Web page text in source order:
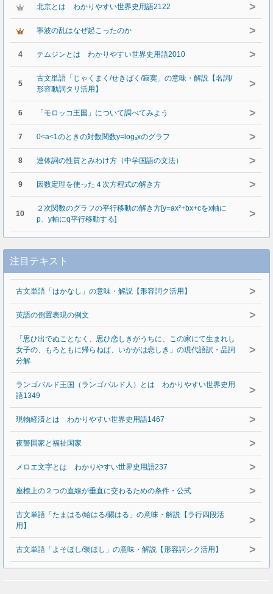
北京とは わかりやすい世界史用語2122 >
寧波の乱はなぜ起こったのか >
4 テムジンとは わかりやすい世界史用語2010 >
5
古文単語「じゃくまく/せきばく/寂寞」の意味・解説【名詞/
形容動詞タリ活用】
>
6 「モロッコ王国」について調べてみよう >
7 0<a<1のときの対数関数y=logₐxのグラフ >
8 連体詞の性質とみわけ方（中学国語の文法） >
9 因数定理を使った４次方程式の解き方 >
10
２次関数のグラフの平行移動の解き方[y=ax²+bx+cをx軸に
p、y軸にq平行移動する]
>
注目テキスト
古文単語「はかなし」の意味・解説【形容詞ク活用】 >
英語の倒置表現の例文 >
「思ひ出でぬことなく、思ひ恋しきがうちに、この家にて生まれし
女子の、もろともに帰らねば、いかがは悲しき」の現代語訳・品詞
分解
>
ランゴバルド王国（ランゴバルド人）とは わかりやすい世界史用
語1349
>
現物経済とは わかりやすい世界史用語1467 >
夜警国家と福祉国家 >
メロエ文字とは わかりやすい世界史用語237 >
座標上の２つの直線が垂直に交わるための条件・公式 >
古文単語「たまはる/給はる/賜はる」の意味・解説【ラ行四段活
用】
>
古文単語「よそほし/装ほし」の意味・解説【形容詞シク活用】 >